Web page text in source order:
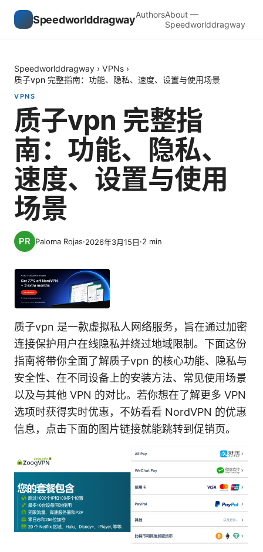
SpeedworlddragwayAuthorsAbout —
Speedworlddragway
Speedworlddragway › VPNs ›
质子vpn 完整指南：功能、隐私、速度、设置与使用场景
VPNS
质子vpn 完整指
南：功能、隐私、
速度、设置与使用
场景
Paloma Rojas·2026年3月15日·2 min
质子vpn 是一款虚拟私人网络服务，旨在通过加密
连接保护用户在线隐私并绕过地域限制。下面这份
指南将带你全面了解质子vpn 的核心功能、隐私与
安全性、在不同设备上的安装方法、常见使用场景
以及与其他 VPN 的对比。若你想在了解更多 VPN
选项时获得实时优惠，不妨看看 NordVPN 的优惠
信息，点击下面的图片链接就能跳转到促销页。